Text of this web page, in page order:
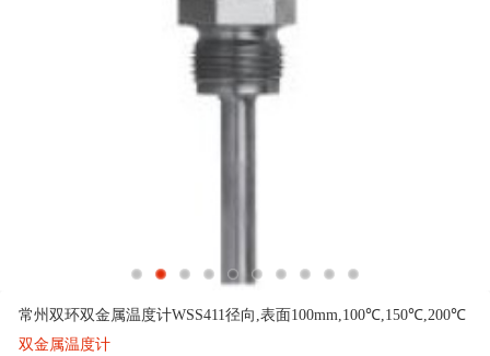
常州双环双金属温度计WSS411径向,表面100mm,100℃,150℃,200℃
双金属温度计